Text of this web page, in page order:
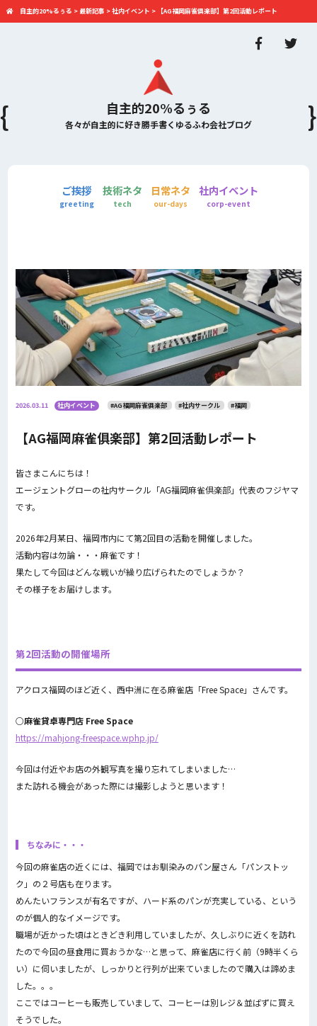
自主的20%るぅる
各々が自主的に好き勝手書くゆるふわ会社ブログ
自主的20%るぅる > 最新記事 >社内イベント > 【AG福岡麻雀俱楽部】第2回活動レポート
ご挨拶
greeting
技術ネタ
tech
日常ネタ
our-days
社内イベント
corp-event
2026.03.11 社内イベント #AG福岡麻雀俱楽部 #社内サークル #福岡
【AG福岡麻雀俱楽部】第2回活動レポート
皆さまこんにちは！
エージェントグローの社内サークル「AG福岡麻雀倶楽部」代表のフジヤマ
です。
2026年2月某日、福岡市内にて第2回目の活動を開催しました。
活動内容は勿論・・・麻雀です！
果たして今回はどんな戦いが繰り広げられたのでしょうか？
その様子をお届けします。
第2回活動の開催場所
アクロス福岡のほど近く、西中洲に在る麻雀店「Free Space」さんです。
○麻雀貸卓専門店 Free Space
https://mahjong-freespace.wphp.jp/
今回は付近やお店の外観写真を撮り忘れてしまいました…
また訪れる機会があった際には撮影しようと思います！
ちなみに・・・
今回の麻雀店の近くには、福岡ではお馴染みのパン屋さん「パンストッ
ク」の２号店も在ります。
めんたいフランスが有名ですが、ハード系のパンが充実している、という
のが個人的なイメージです。
職場が近かった頃はときどき利用していましたが、久しぶりに近くを訪れ
たので今回の昼食用に買おうかな…と思って、麻雀店に行く前（9時半くら
い）に伺いましたが、しっかりと行列が出来ていましたので購入は諦めま
した。。。
ここではコーヒーも販売していまして、コーヒーは別レジ＆並ばずに買え
そうでした。